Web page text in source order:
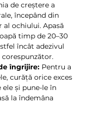
de creștere a
începând din
ochiului. Apasă
timp de 20–30
încât adezivul
corespunzător.
îngrijire: Pentru a
curăță orice exces
ele și pune-le în
la îndemâna